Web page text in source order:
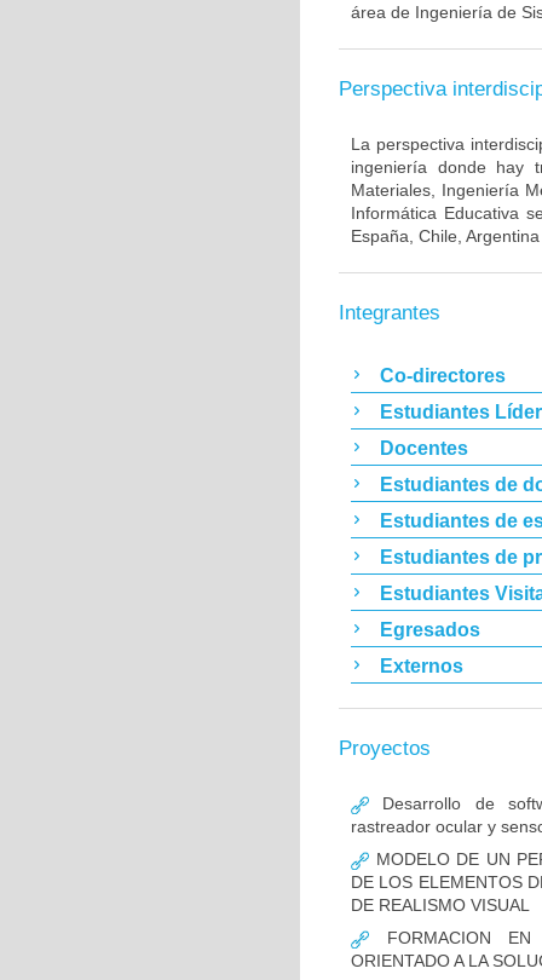
área de Ingeniería de
Perspectiva
La perspectiva
ingeniería donde hay
Materiales, Ingeniería
Informática Educativa
España, Chile,
Integrantes
Co-directores
Estudiantes
Docentes
Estudiantes de
Estudiantes de
Estudiantes de
Estudiantes
Egresados
Externos
Proyectos
Desarrollo de
rastreador ocular y
MODELO DE UN
DE LOS ELEMENTOS
DE REALISMO VISUAL
FORMACION EN
ORIENTADO A LA